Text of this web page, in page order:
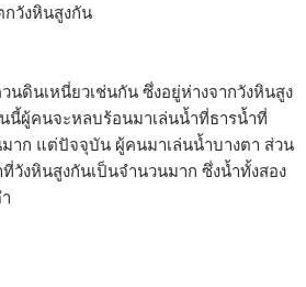
วังหินสูงกัน
นดินเหนี่ยวเช่นกัน ซึ่งอยู่ห่างจากวังหินสูง
นี้ผู้คนจะหลบร้อนมาเล่นน้ำที่ธารน้ำที่
มาก แต่ปัจจุบัน ผู้คนมาเล่นน้ำบางตา ส่วน
วังหินสูงกันเป็นจำนวนมาก ซึ่งน้ำทั้งสอง